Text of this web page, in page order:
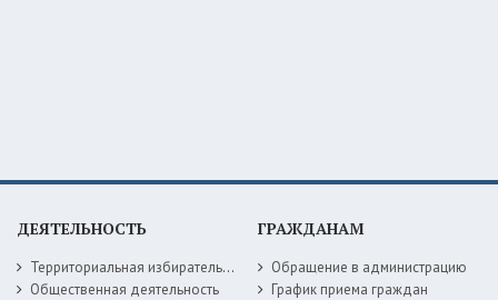
ДЕЯТЕЛЬНОСТЬ
Территориальная избирательная комиссия
Общественная деятельность
ГРАЖДАНАМ
Обращение в администрацию
График приема граждан